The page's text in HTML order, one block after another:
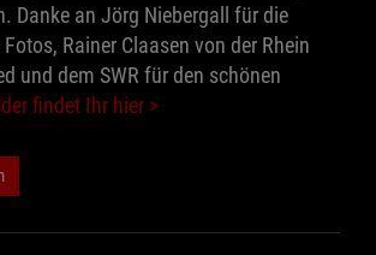
Danke an Jörg Niebergall für die
Rainer Claasen von der Rhein
und dem SWR für den schönen
findet Ihr hier >